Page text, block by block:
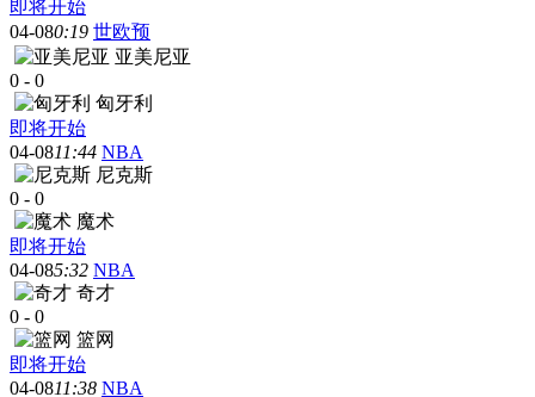
即将开始
04-080:19 世欧预
亚美尼亚
0 - 0
匈牙利
即将开始
04-0811:44 NBA
尼克斯
0 - 0
魔术
即将开始
04-085:32 NBA
奇才
0 - 0
篮网
即将开始
04-0811:38 NBA